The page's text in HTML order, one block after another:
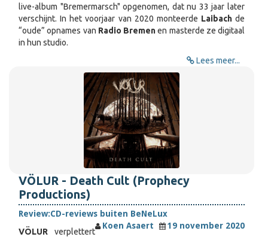
live-album "Bremermarsch" opgenomen, dat nu 33 jaar later
verschijnt. In het voorjaar van 2020 monteerde Laibachde
“oude” opnames van Radio Bremenen masterde ze digitaal
in hun studio.
Lees meer...
VÖLUR - Death Cult (Prophecy
Productions)
Review:CD-reviews buiten BeNeLux
Koen Asaert
19 november 2020
VÖLUR verplettert